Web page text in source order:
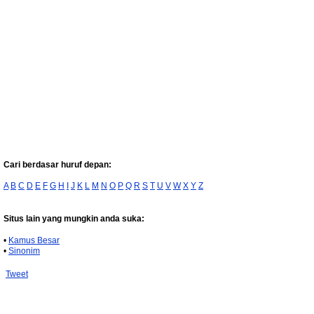
Cari berdasar huruf depan:
A B C D E F G H J K L M N O P Q R S T U V W X Y Z
Situs lain yang mungkin anda suka:
• Kamus Besar
• Sinonim
Tweet